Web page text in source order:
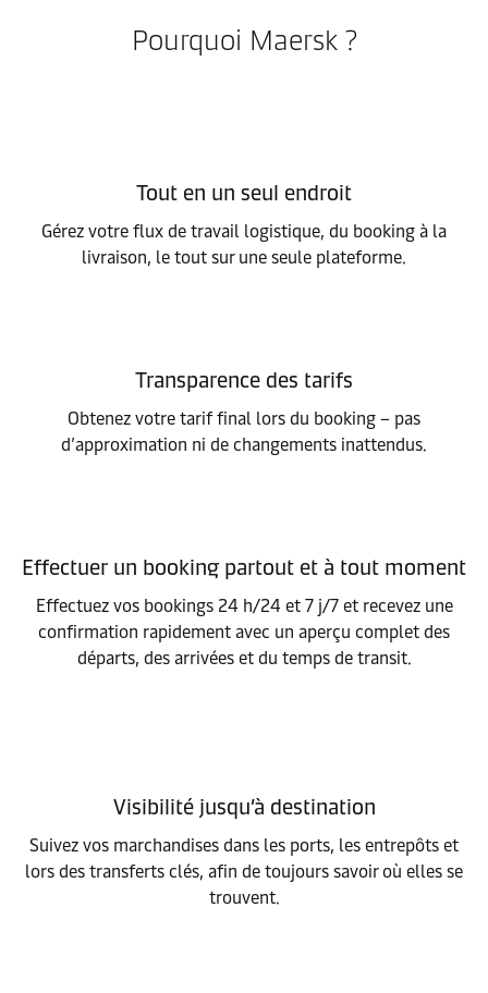
Pourquoi Maersk ?
Tout en un seul endroit
Gérez votre flux de travail logistique, du booking à la
livraison, le tout sur une seule plateforme.
Transparence des tarifs
Obtenez votre tarif final lors du booking – pas
d’approximation ni de changements inattendus.
Effectuer un booking partout et à tout moment
Effectuez vos bookings 24 h/24 et 7 j/7 et recevez une
confirmation rapidement avec un aperçu complet des
départs, des arrivées et du temps de transit.
Visibilité jusqu’à destination
Suivez vos marchandises dans les ports, les entrepôts et
lors des transferts clés, afin de toujours savoir où elles se
trouvent.